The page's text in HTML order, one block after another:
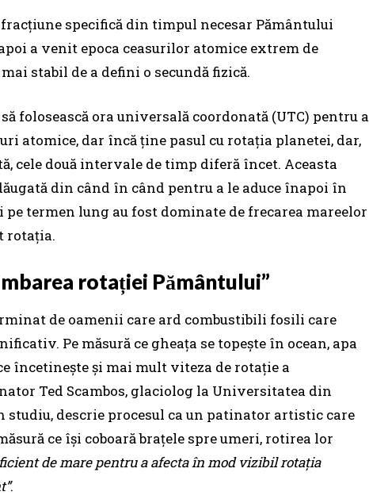
fracțiune specifică din timpul necesar Pământului
a venit epoca ceasurilor atomice extrem de
stabil de a defini o secundă fizică.
folosească ora universală coordonată (UTC) pentru a
atomice, dar încă ține pasul cu rotația planetei, dar,
cele două intervale de timp diferă încet. Aceasta
din când în când pentru a le aduce înapoi în
termen lung au fost dominate de frecarea mareelor
rotația.
rotației Pământului”
de oamenii care ard combustibili fosili care
Pe măsură ce gheața se topește în ocean, apa
încetinește și mai mult viteza de rotație a
Ted Scambos, glaciolog la Universitatea din
studiu, descrie procesul ca un patinator artistic care
ce își coboară brațele spre umeri, rotirea lor
de mare pentru a afecta în mod vizibil rotația
.